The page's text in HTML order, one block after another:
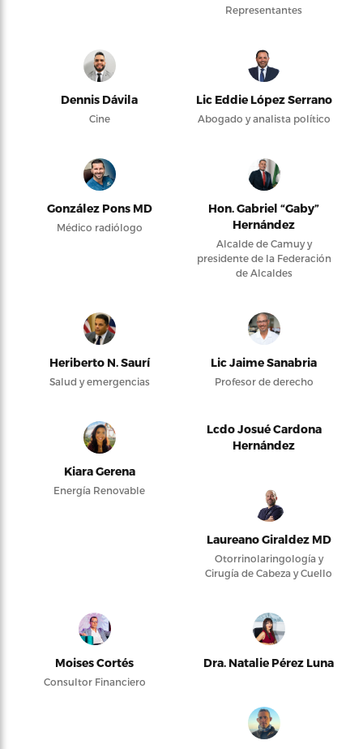
Representantes
Dennis Dávila
Cine
Lic Eddie López Serrano
Abogado y analista político
González Pons MD
Médico radiólogo
Hon. Gabriel “Gaby”
Hernández
Alcalde de Camuy y
presidente de la Federación
de Alcaldes
Heriberto N. Saurí
Salud y emergencias
Lic Jaime Sanabria
Profesor de derecho
Kiara Gerena
Energía Renovable
Lcdo Josué Cardona
Hernández
Laureano Giraldez MD
Otorrinolaringología y
Cirugía de Cabeza y Cuello
Moises Cortés
Consultor Financiero
Dra. Natalie Pérez Luna